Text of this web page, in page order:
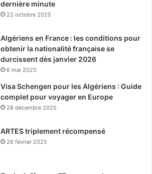
dernière minute
22 octobre 2025
Algériens en France : les conditions pour
obtenir la nationalité française se
durcissent dès janvier 2026
6 mai 2025
Visa Schengen pour les Algériens : Guide
complet pour voyager en Europe
28 décembre 2025
ARTES triplement récompensé
26 février 2025